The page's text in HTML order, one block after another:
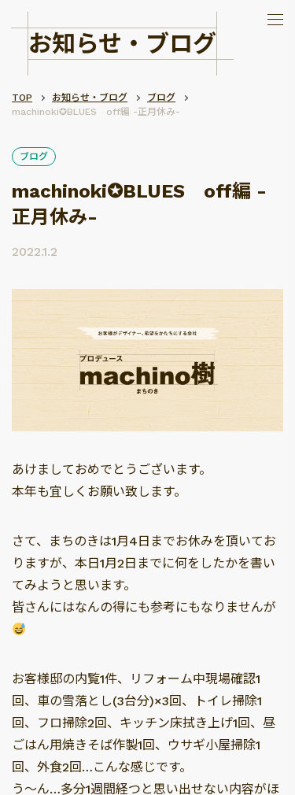
お知らせ・ブログ
TOP お知らせ・ブログ
ブログ
machinoki✪BLUES off編 -正月休み-
machinoki✪BLUES off編 -
正月休み-
ブログ
2022.1.2
あけましておめでとうございます。
本年も宜しくお願い致します。
さて、まちのきは1月4日までお休みを頂いてお
りますが、本日1月2日までに何をしたかを書い
てみようと思います。
皆さんにはなんの得にも参考にもなりませんが
お客様邸の内覧1件、リフォーム中現場確認1
回、車の雪落とし(3台分)×3回、トイレ掃除1
回、フロ掃除2回、キッチン床拭き上げ1回、昼
ごはん用焼きそば作製1回、ウサギ小屋掃除1
回、外食2回…こんな感じです。
う～ん…多分1週間経つと思い出せない内容がほ